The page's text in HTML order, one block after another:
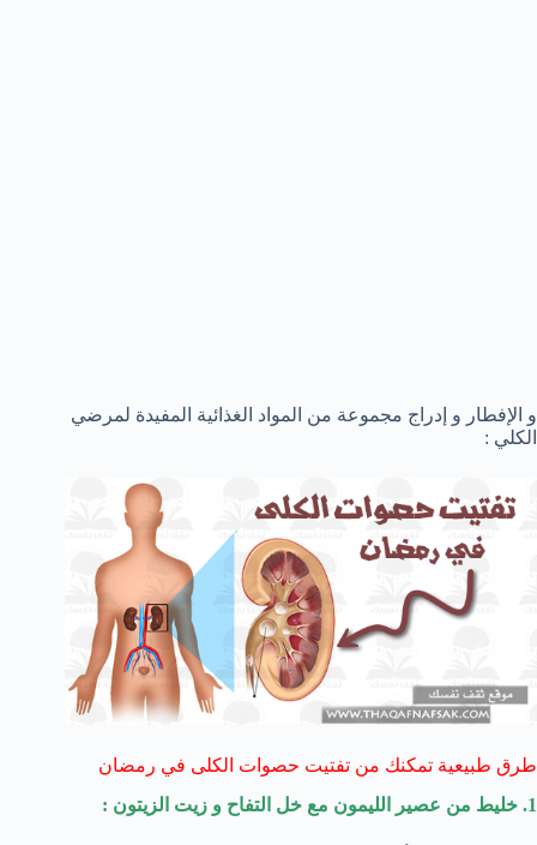
و الإفطار و إدراج مجموعة من المواد الغذائية المفيدة لمرضي
الكلي :
طرق طبيعية تمكنك من تفتيت حصوات الكلى في رمضان
1. خليط من عصير الليمون مع خل التفاح و زيت الزيتون :